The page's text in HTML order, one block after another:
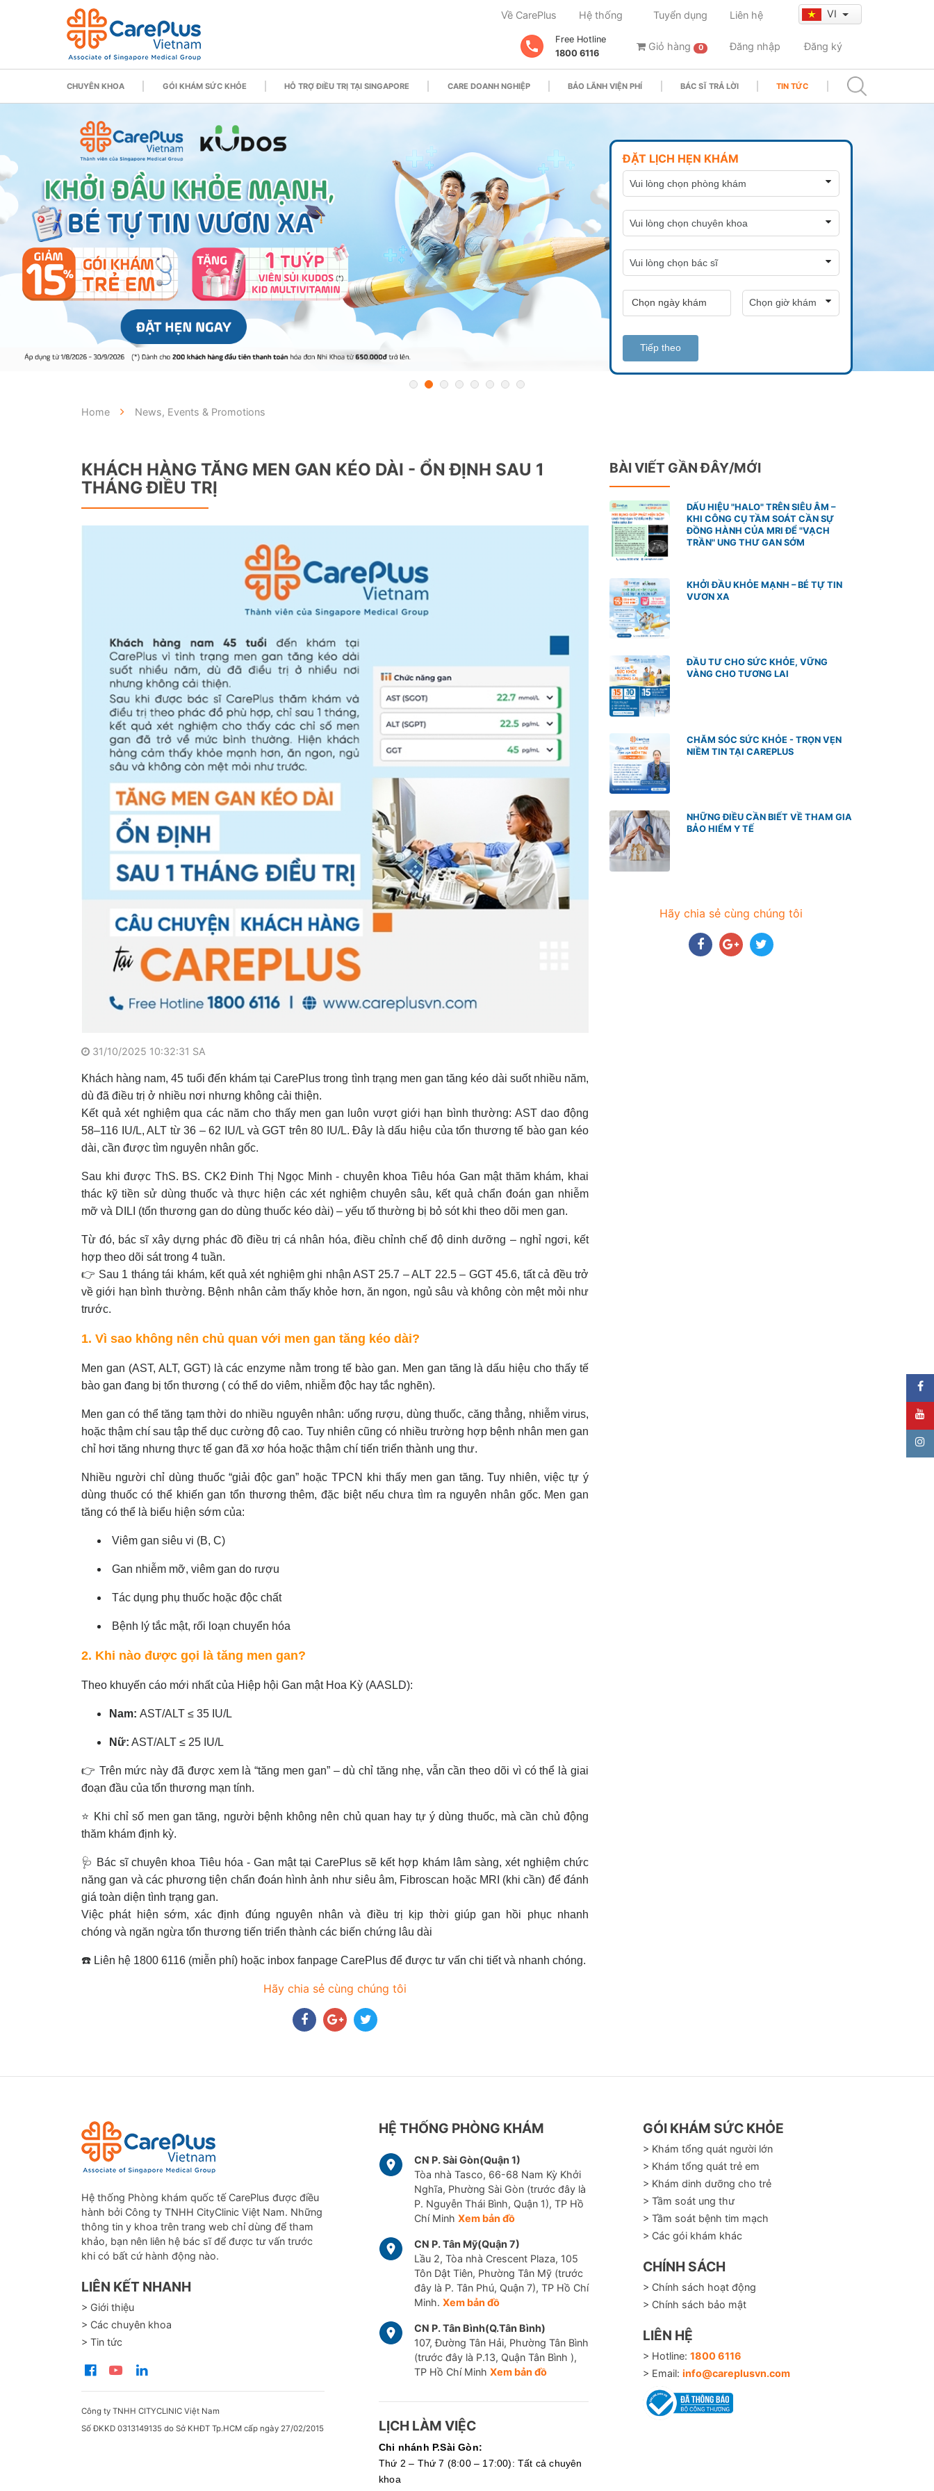
Về CarePlus Hệ thống Tuyển dụng Liên hệ VI
Free Hotline
1800 6116
Giỏ hàng 0 Đăng nhập Đăng ký
CHUYÊN KHOA GÓI KHÁM SỨC KHỎE HỖ TRỢ ĐIỀU TRỊ TẠI SINGAPORE CARE DOANH NGHIỆP BẢO LÃNH VIỆN PHÍ BÁC SĨ TRẢ LỜI TIN TỨC
ĐẶT LỊCH HẸN KHÁM
Tiếp theo
Home News, Events & Promotions
KHÁCH HÀNG TĂNG MEN GAN KÉO DÀI - ỔN ĐỊNH SAU 1
THÁNG ĐIỀU TRỊ
31/10/2025 10:32:31 SA
Khách hàng nam, 45 tuổi đến khám tại CarePlus trong tình trạng men gan tăng kéo dài suốt nhiều năm,
dù đã điều trị ở nhiều nơi nhưng không cải thiện.
Kết quả xét nghiệm qua các năm cho thấy men gan luôn vượt giới hạn bình thường: AST dao động
58–116 IU/L, ALT từ 36 – 62 IU/L và GGT trên 80 IU/L. Đây là dấu hiệu của tổn thương tế bào gan kéo
dài, cần được tìm nguyên nhân gốc.
Sau khi được ThS. BS. CK2 Đinh Thị Ngọc Minh - chuyên khoa Tiêu hóa Gan mật thăm khám, khai
thác kỹ tiền sử dùng thuốc và thực hiện các xét nghiệm chuyên sâu, kết quả chẩn đoán gan nhiễm
mỡ và DILI (tổn thương gan do dùng thuốc kéo dài) – yếu tố thường bị bỏ sót khi theo dõi men gan.
Từ đó, bác sĩ xây dựng phác đồ điều trị cá nhân hóa, điều chỉnh chế độ dinh dưỡng – nghỉ ngơi, kết
hợp theo dõi sát trong 4 tuần.
👉 Sau 1 tháng tái khám, kết quả xét nghiệm ghi nhận AST 25.7 – ALT 22.5 – GGT 45.6, tất cả đều trở
về giới hạn bình thường. Bệnh nhân cảm thấy khỏe hơn, ăn ngon, ngủ sâu và không còn mệt mỏi như
trước.
1. Vì sao không nên chủ quan với men gan tăng kéo dài?
Men gan (AST, ALT, GGT) là các enzyme nằm trong tế bào gan. Men gan tăng là dấu hiệu cho thấy tế
bào gan đang bị tổn thương ( có thể do viêm, nhiễm độc hay tắc nghẽn).
Men gan có thể tăng tạm thời do nhiều nguyên nhân: uống rượu, dùng thuốc, căng thẳng, nhiễm virus,
hoặc thậm chí sau tập thể dục cường độ cao. Tuy nhiên cũng có nhiều trường hợp bệnh nhân men gan
chỉ hơi tăng nhưng thực tế gan đã xơ hóa hoặc thậm chí tiến triển thành ung thư.
Nhiều người chỉ dùng thuốc “giải độc gan” hoặc TPCN khi thấy men gan tăng. Tuy nhiên, việc tự ý
dùng thuốc có thể khiến gan tổn thương thêm, đặc biệt nếu chưa tìm ra nguyên nhân gốc. Men gan
tăng có thể là biểu hiện sớm của:
Viêm gan siêu vi (B, C)
Gan nhiễm mỡ, viêm gan do rượu
Tác dụng phụ thuốc hoặc độc chất
Bệnh lý tắc mật, rối loạn chuyển hóa
2. Khi nào được gọi là tăng men gan?
Theo khuyến cáo mới nhất của Hiệp hội Gan mật Hoa Kỳ (AASLD):
Nam: AST/ALT ≤ 35 IU/L
Nữ: AST/ALT ≤ 25 IU/L
👉 Trên mức này đã được xem là “tăng men gan” – dù chỉ tăng nhẹ, vẫn cần theo dõi vì có thể là giai
đoạn đầu của tổn thương mạn tính.
⭐ Khi chỉ số men gan tăng, người bệnh không nên chủ quan hay tự ý dùng thuốc, mà cần chủ động
thăm khám định kỳ.
🩺 Bác sĩ chuyên khoa Tiêu hóa - Gan mật tại CarePlus sẽ kết hợp khám lâm sàng, xét nghiệm chức
năng gan và các phương tiện chẩn đoán hình ảnh như siêu âm, Fibroscan hoặc MRI (khi cần) để đánh
giá toàn diện tình trạng gan.
Việc phát hiện sớm, xác định đúng nguyên nhân và điều trị kịp thời giúp gan hồi phục nhanh
chóng và ngăn ngừa tổn thương tiến triển thành các biến chứng lâu dài
☎️ Liên hệ 1800 6116 (miễn phí) hoặc inbox fanpage CarePlus để được tư vấn chi tiết và nhanh chóng.
Hãy chia sẻ cùng chúng tôi
BÀI VIẾT GẦN ĐÂY/MỚI
DẤU HIỆU "HALO" TRÊN SIÊU ÂM –
KHI CÔNG CỤ TẦM SOÁT CẦN SỰ
ĐỒNG HÀNH CỦA MRI ĐỂ "VẠCH
TRẦN" UNG THƯ GAN SỚM
KHỞI ĐẦU KHỎE MẠNH – BÉ TỰ TIN
VƯƠN XA
ĐẦU TƯ CHO SỨC KHỎE, VỮNG
VÀNG CHO TƯƠNG LAI
CHĂM SÓC SỨC KHỎE - TRỌN VẸN
NIỀM TIN TẠI CAREPLUS
NHỮNG ĐIỀU CẦN BIẾT VỀ THAM GIA
BẢO HIỂM Y TẾ
Hãy chia sẻ cùng chúng tôi
Hệ thống Phòng khám quốc tế CarePlus được điều
hành bởi Công ty TNHH CityClinic Việt Nam. Những
thông tin y khoa trên trang web chỉ dùng để tham
khảo, bạn nên liên hệ bác sĩ để được tư vấn trước
khi có bất cứ hành động nào.
LIÊN KẾT NHANH
> Giới thiệu
> Các chuyên khoa
> Tin tức
Công ty TNHH CITYCLINIC Việt Nam
Số ĐKKD 0313149135 do Sở KHĐT Tp.HCM cấp ngày 27/02/2015
HỆ THỐNG PHÒNG KHÁM
CN P. Sài Gòn(Quận 1)
Tòa nhà Tasco, 66-68 Nam Kỳ Khởi
Nghĩa, Phường Sài Gòn (trước đây là
P. Nguyễn Thái Bình, Quận 1), TP Hồ
Chí Minh Xem bản đồ
CN P. Tân Mỹ(Quận 7)
Lầu 2, Tòa nhà Crescent Plaza, 105
Tôn Dật Tiên, Phường Tân Mỹ (trước
đây là P. Tân Phú, Quận 7), TP Hồ Chí
Minh. Xem bản đồ
CN P. Tân Bình(Q.Tân Bình)
107, Đường Tân Hải, Phường Tân Bình
(trước đây là P.13, Quận Tân Bình ),
TP Hồ Chí Minh Xem bản đồ
LỊCH LÀM VIỆC
Chi nhánh P.Sài Gòn:
Thứ 2 – Thứ 7 (8:00 – 17:00): Tất cả chuyên
khoa
GÓI KHÁM SỨC KHỎE
> Khám tổng quát người lớn
> Khám tổng quát trẻ em
> Khám dinh dưỡng cho trẻ
> Tầm soát ung thư
> Tầm soát bệnh tim mạch
> Các gói khám khác
CHÍNH SÁCH
> Chính sách hoạt động
> Chính sách bảo mật
LIÊN HỆ
> Hotline: 1800 6116
> Email: info@careplusvn.com